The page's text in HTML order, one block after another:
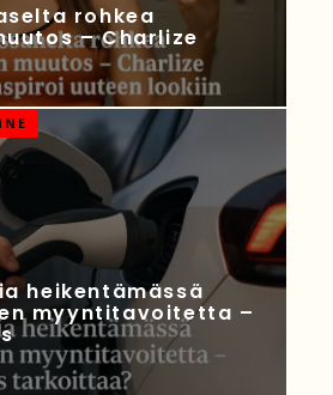
rohkea
– Charlize
heikentämässä
myyntitavoitetta –